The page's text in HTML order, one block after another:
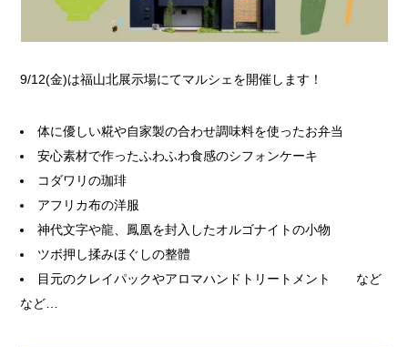
9/12(金)は福山北展示場にてマルシェを開催します！
体に優しい糀や自家製の合わせ調味料を使ったお弁当
安心素材で作ったふわふわ食感のシフォンケーキ
コダワリの珈琲
アフリカ布の洋服
神代文字や龍、鳳凰を封入したオルゴナイトの小物
ツボ押し揉みほぐしの整體
目元のクレイパックやアロマハンドトリートメント など
など…